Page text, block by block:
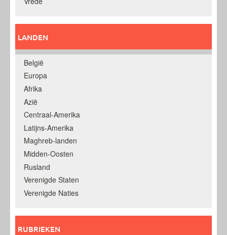
LANDEN
België
Europa
Afrika
Azië
Centraal-Amerika
Latijns-Amerika
Maghreb-landen
Midden-Oosten
Rusland
Verenigde Staten
Verenigde Naties
RUBRIEKEN